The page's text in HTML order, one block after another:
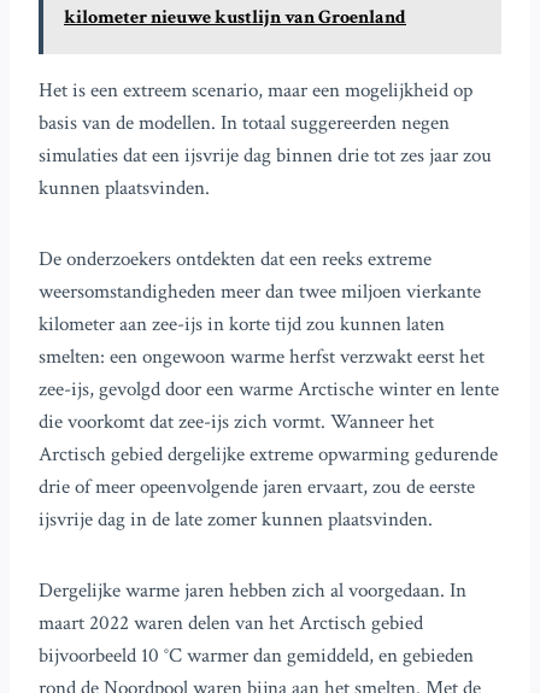
kilometer nieuwe kustlijn van Groenland
Het is een extreem scenario, maar een mogelijkheid op
basis van de modellen. In totaal suggereerden negen
simulaties dat een ijsvrije dag binnen drie tot zes jaar zou
kunnen plaatsvinden.
De onderzoekers ontdekten dat een reeks extreme
weersomstandigheden meer dan twee miljoen vierkante
kilometer aan zee-ijs in korte tijd zou kunnen laten
smelten: een ongewoon warme herfst verzwakt eerst het
zee-ijs, gevolgd door een warme Arctische winter en lente
die voorkomt dat zee-ijs zich vormt. Wanneer het
Arctisch gebied dergelijke extreme opwarming gedurende
drie of meer opeenvolgende jaren ervaart, zou de eerste
ijsvrije dag in de late zomer kunnen plaatsvinden.
Dergelijke warme jaren hebben zich al voorgedaan. In
maart 2022 waren delen van het Arctisch gebied
bijvoorbeeld 10 °C warmer dan gemiddeld, en gebieden